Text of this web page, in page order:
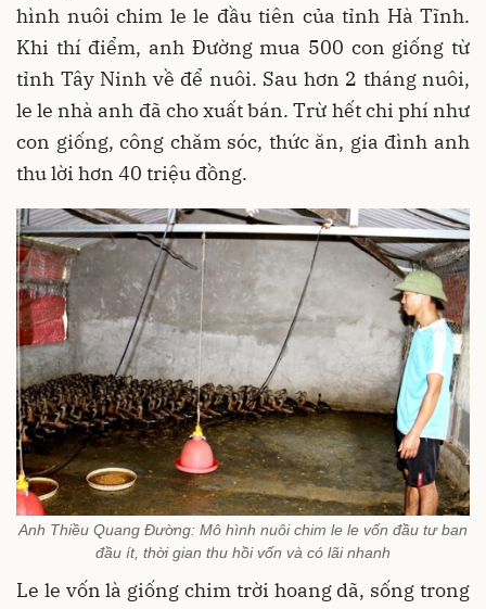
hình nuôi chim le le đầu tiên của tỉnh Hà Tĩnh.
Khi thí điểm, anh Đường mua 500 con giống từ
tỉnh Tây Ninh về để nuôi. Sau hơn 2 tháng nuôi,
le le nhà anh đã cho xuất bán. Trừ hết chi phí như
con giống, công chăm sóc, thức ăn, gia đình anh
thu lời hơn 40 triệu đồng.
Anh Thiều Quang Đường: Mô hình nuôi chim le le vốn đầu tư ban
đầu ít, thời gian thu hồi vốn và có lãi nhanh
Le le vốn là giống chim trời hoang dã, sống trong